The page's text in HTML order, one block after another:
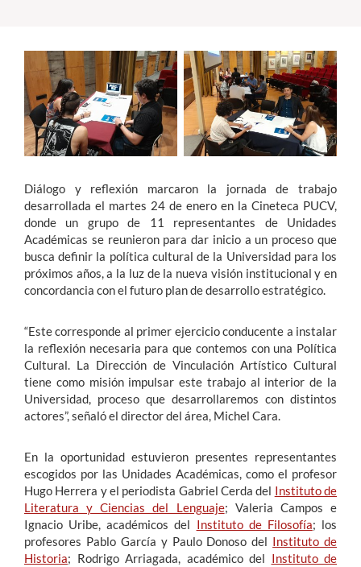
Funcionarios
Alumni
English
Diálogo y reflexión marcaron la jornada de trabajo
desarrollada el martes 24 de enero en la Cineteca PUCV,
donde un grupo de 11 representantes de Unidades
Académicas se reunieron para dar inicio a un proceso que
busca definir la política cultural de la Universidad para los
próximos años, a la luz de la nueva visión institucional y en
concordancia con el futuro plan de desarrollo estratégico.
“Este corresponde al primer ejercicio conducente a instalar
la reflexión necesaria para que contemos con una Política
Cultural. La Dirección de Vinculación Artístico Cultural
tiene como misión impulsar este trabajo al interior de la
Universidad, proceso que desarrollaremos con distintos
actores”, señaló el director del área, Michel Cara.
En la oportunidad estuvieron presentes representantes
escogidos por las Unidades Académicas, como el profesor
Hugo Herrera y el periodista Gabriel Cerda del Instituto de
Literatura y Ciencias del Lenguaje; Valeria Campos e
Ignacio Uribe, académicos del Instituto de Filosofía; los
profesores Pablo García y Paulo Donoso del Instituto de
Historia; Rodrigo Arriagada, académico del Instituto de